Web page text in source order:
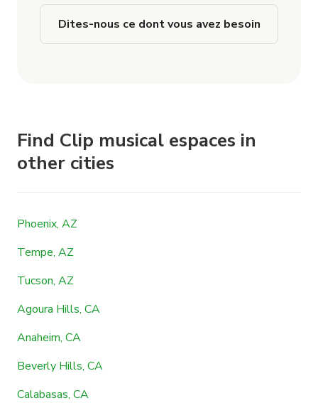
Dites-nous ce dont vous avez besoin
Find Clip musical espaces in
other cities
Phoenix, AZ
Tempe, AZ
Tucson, AZ
Agoura Hills, CA
Anaheim, CA
Beverly Hills, CA
Calabasas, CA